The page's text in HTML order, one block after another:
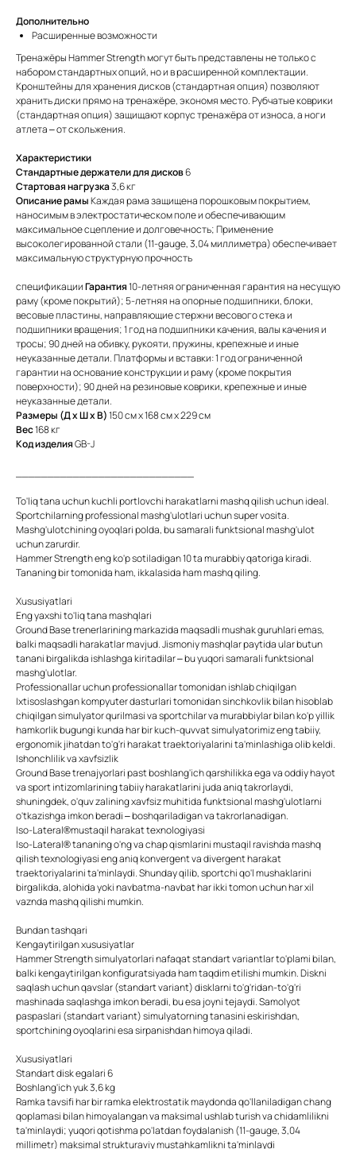
Дополнительно
Расширенные возможности
Тренажёры Hammer Strength могут быть представлены не только с
набором стандартных опций, но и в расширенной комплектации.
Кронштейны для хранения дисков (стандартная опция) позволяют
хранить диски прямо на тренажёре, экономя место. Рубчатые коврики
(стандартная опция) защищают корпус тренажёра от износа, а ноги
атлета – от скольжения.
Характеристики
Стандартные держатели для дисков6
Стартовая нагрузка3,6 кг
Описание рамыКаждая рама защищена порошковым покрытием,
наносимым в электростатическом поле и обеспечивающим
максимальное сцепление и долговечность; Применение
высоколегированной стали (11-gauge, 3,04 миллиметра) обеспечивает
максимальную структурную прочность
спецификацииГарантия10-летняя ограниченная гарантия на несущую
раму (кроме покрытий); 5-летняя на опорные подшипники, блоки,
весовые пластины, направляющие стержни весового стека и
подшипники вращения; 1 год на подшипники качения, валы качения и
тросы; 90 дней на обивку, рукояти, пружины, крепежные и иные
неуказанные детали. Платформы и вставки: 1 год ограниченной
гарантии на основание конструкции и раму (кроме покрытия
поверхности); 90 дней на резиновые коврики, крепежные и иные
неуказанные детали.
Размеры (Д x Ш x В)150 см x 168 см x 229 см
Вес168 кг
Код изделияGB-J
To'liq tana uchun kuchli portlovchi harakatlarni mashq qilish uchun ideal.
Sportchilarning professional mashg'ulotlari uchun super vosita.
Mashg'ulotchining oyoqlari polda, bu samarali funktsional mashg'ulot
uchun zarurdir.
Hammer Strength eng ko'p sotiladigan 10 ta murabbiy qatoriga kiradi.
Tananing bir tomonida ham, ikkalasida ham mashq qiling.
Xususiyatlari
Eng yaxshi to'liq tana mashqlari
Ground Base trenerlarining markazida maqsadli mushak guruhlari emas,
balki maqsadli harakatlar mavjud. Jismoniy mashqlar paytida ular butun
tanani birgalikda ishlashga kiritadilar – bu yuqori samarali funktsional
mashg'ulotlar.
Professionallar uchun professionallar tomonidan ishlab chiqilgan
Ixtisoslashgan kompyuter dasturlari tomonidan sinchkovlik bilan hisoblab
chiqilgan simulyator qurilmasi va sportchilar va murabbiylar bilan ko'p yillik
hamkorlik bugungi kunda har bir kuch-quvvat simulyatorimiz eng tabiiy,
ergonomik jihatdan to'g'ri harakat traektoriyalarini ta'minlashiga olib keldi.
Ishonchlilik va xavfsizlik
Ground Base trenajyorlari past boshlang'ich qarshilikka ega va oddiy hayot
va sport intizomlarining tabiiy harakatlarini juda aniq takrorlaydi,
shuningdek, o'quv zalining xavfsiz muhitida funktsional mashg'ulotlarni
o'tkazishga imkon beradi – boshqariladigan va takrorlanadigan.
Iso-Lateral®mustaqil harakat texnologiyasi
Iso-Lateral® tananing o'ng va chap qismlarini mustaqil ravishda mashq
qilish texnologiyasi eng aniq konvergent va divergent harakat
traektoriyalarini ta'minlaydi. Shunday qilib, sportchi qo'l mushaklarini
birgalikda, alohida yoki navbatma-navbat har ikki tomon uchun har xil
vaznda mashq qilishi mumkin.
Bundan tashqari
Kengaytirilgan xususiyatlar
Hammer Strength simulyatorlari nafaqat standart variantlar to'plami bilan,
balki kengaytirilgan konfiguratsiyada ham taqdim etilishi mumkin. Diskni
saqlash uchun qavslar (standart variant) disklarni to'g'ridan-to'g'ri
mashinada saqlashga imkon beradi, bu esa joyni tejaydi. Samolyot
paspaslari (standart variant) simulyatorning tanasini eskirishdan,
sportchining oyoqlarini esa sirpanishdan himoya qiladi.
Xususiyatlari
Standart disk egalari 6
Boshlang'ich yuk 3,6 kg
Ramka tavsifi har bir ramka elektrostatik maydonda qo'llaniladigan chang
qoplamasi bilan himoyalangan va maksimal ushlab turish va chidamlilikni
ta'minlaydi; yuqori qotishma po'latdan foydalanish (11-gauge, 3,04
millimetr) maksimal strukturaviy mustahkamlikni ta'minlaydi